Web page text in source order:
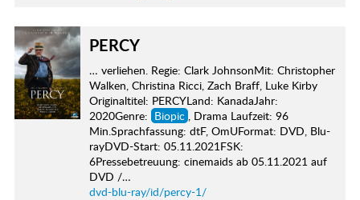
PERCY
… verliehen. Regie: Clark JohnsonMit: Christopher
Walken, Christina Ricci, Zach Braff, Luke Kirby
Originaltitel: PERCYLand: KanadaJahr:
2020Genre: Biopic , Drama Laufzeit: 96
Min.Sprachfassung: dtF, OmUFormat: DVD, Blu-
rayDVD-Start: 05.11.2021FSK:
6Pressebetreuung: cinemaids ab 05.11.2021 auf
DVD /…
dvd-blu-ray/id/percy-1/